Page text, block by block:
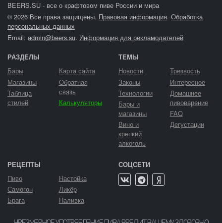
BEERS.SU - все о крафтовом пиве России и мира
© 2026 Все права защищены. Правовая информация. Обработка
персональных данных
Email: admin@beers.su. Информация для рекламодателей
РАЗДЕЛЫ
Бары
Магазины
Таблица
стилей
Карта сайта
Обратная
связь
Калькуляторы
ТЕМЫ
Новости
Законы
Технологии
Бары и
магазины
Вино и
крепкий
алкоголь
Трезвость
Интересное
Домашнее
пивоварение
FAQ
Дегустации
РЕЦЕПТЫ
Пиво
Самогон
Брага
Настойка
Ликёр
Наливка
СОЦСЕТИ